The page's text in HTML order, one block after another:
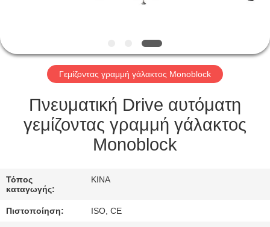
ΜΑΣ
ΕΛΆΤΕ
ΕΠΑΦΉ
ΜΕ
ΈΝΑ
ΑΠΌΣΠΑΣΜΑ
Γεμίζοντας γραμμή γάλακτος Monoblock
Πνευματική Drive αυτόματη
γεμίζοντας γραμμή γάλακτος
Monoblock
Τόπος
καταγωγής:
ΚΙΝΑ
Πιστοποίηση: ISO, CE